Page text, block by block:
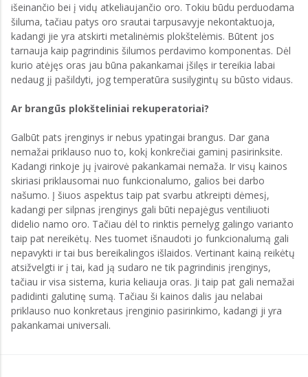
išeinančio bei į vidų atkeliaujančio oro. Tokiu būdu perduodama
šiluma, tačiau patys oro srautai tarpusavyje nekontaktuoja,
kadangi jie yra atskirti metalinėmis plokštelėmis. Būtent jos
tarnauja kaip pagrindinis šilumos perdavimo komponentas. Dėl
kurio atėjęs oras jau būna pakankamai įšilęs ir tereikia labai
nedaug jį pašildyti, jog temperatūra susilygintų su būsto vidaus.
Ar brangūs plokšteliniai rekuperatoriai?
Galbūt pats įrenginys ir nebus ypatingai brangus. Dar gana
nemažai priklauso nuo to, kokį konkrečiai gaminį pasirinksite.
Kadangi rinkoje jų įvairovė pakankamai nemaža. Ir visų kainos
skiriasi priklausomai nuo funkcionalumo, galios bei darbo
našumo. Į šiuos aspektus taip pat svarbu atkreipti dėmesį,
kadangi per silpnas įrenginys gali būti nepajėgus ventiliuoti
didelio namo oro. Tačiau dėl to rinktis pernelyg galingo varianto
taip pat nereikėtų. Nes tuomet išnaudoti jo funkcionalumą gali
nepavykti ir tai bus bereikalingos išlaidos. Vertinant kainą reikėtų
atsižvelgti ir į tai, kad ją sudaro ne tik pagrindinis įrenginys,
tačiau ir visa sistema, kuria keliauja oras. Ji taip pat gali nemažai
padidinti galutinę sumą. Tačiau ši kainos dalis jau nelabai
priklauso nuo konkretaus įrenginio pasirinkimo, kadangi ji yra
pakankamai universali.